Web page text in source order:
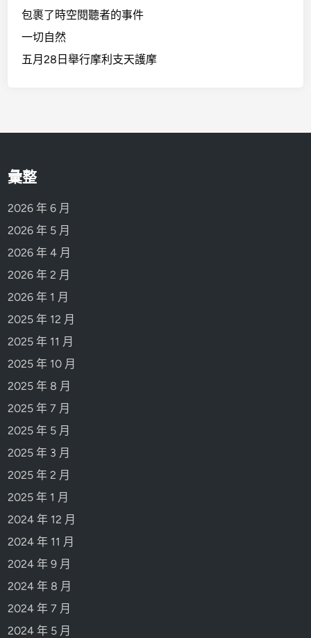
包裹了時空閱聽者的事件
一切自然
五月28日舉行摩利支天護摩
彙整
2026 年 6 月
2026 年 5 月
2026 年 4 月
2026 年 2 月
2026 年 1 月
2025 年 12 月
2025 年 11 月
2025 年 10 月
2025 年 8 月
2025 年 7 月
2025 年 5 月
2025 年 3 月
2025 年 2 月
2025 年 1 月
2024 年 12 月
2024 年 11 月
2024 年 9 月
2024 年 8 月
2024 年 7 月
2024 年 5 月